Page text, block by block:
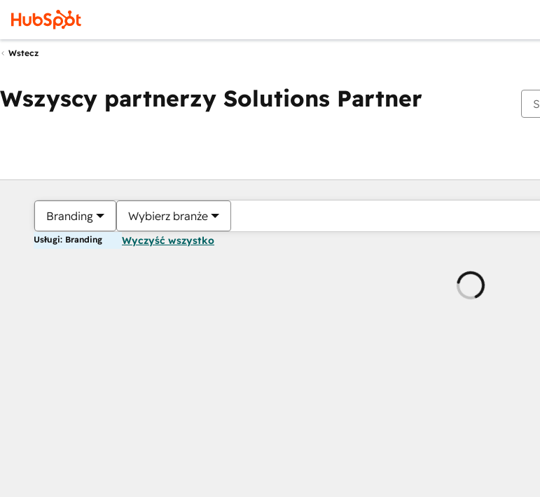
Wstecz
Wszyscy partnerzy Solutions Partner
Branding Wybierz branże
Usługi: Branding Wyczyść wszystko
Ładowanie